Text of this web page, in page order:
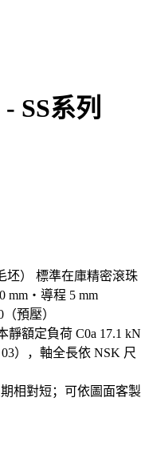
SS系列
坯） 標準在庫精密滾珠
mm・導程 5 mm
預壓）
靜額定負荷 C0a 17.1 kN
），軸全長依 NSK 尺
相對短；可依圖面客製